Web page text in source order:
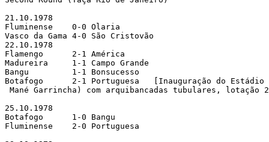
21.10.1978
Fluminense    0-0 Olaria
Vasco da Gama 4-0 São Cristovão
22.10.1978
Flamengo      2-1 América
Madureira     1-1 Campo Grande
Bangu         1-1 Bonsucesso
Botafogo      2-1 Portuguesa   [Inauguração do Estádio
Mané Garrincha) com arquibancadas tubulares, lotação
25.10.1978
Botafogo      1-0 Bangu
Fluminense    2-0 Portuguesa